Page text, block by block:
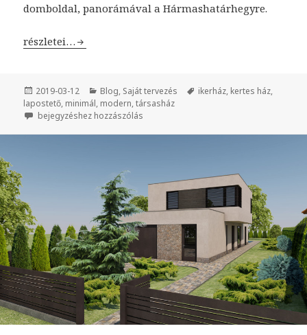
domboldal, panorámával a Hármashatárhegyre.
Kétlakásos lakóépületek az Ürömhegyen
részletei…
Közzétéve
2019-03-12 Kategória
Blog, Saját tervezés Címke
ikerház, kertes ház,
lapostető, minimál, modern,társasház
Kétlakásos lakóépületek az Ürömhegyen
bejegyzéshez hozzászólás